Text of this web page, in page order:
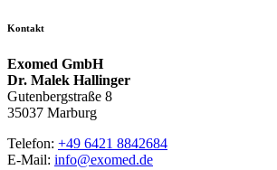
Kontakt
Exomed GmbH
Dr. Malek Hallinger
Gutenbergstraße 8
35037 Marburg
Telefon: +49 6421 8842684
E-Mail: info@exomed.de